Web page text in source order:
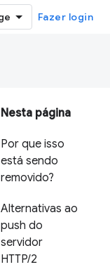
Fazer login
Nesta página
Por que isso
está sendo
removido?
Alternativas ao
push do
servidor
HTTP/2